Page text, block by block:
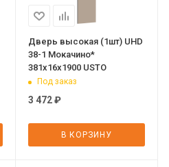
Дверь высокая (1шт) UHD
38-1 Мокачино*
381х16х1900 USTO
Под заказ
3 472₽
В КОРЗИНУ